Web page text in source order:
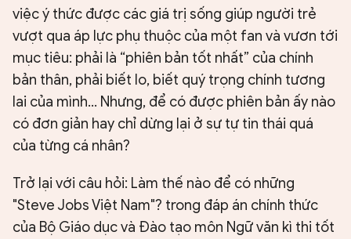
việc ý thức được các giá trị sống giúp người trẻ
vượt qua áp lực phụ thuộc của một fan và vươn tới
mục tiêu: phải là “phiên bản tốt nhất” của chính
bản thân, phải biết lo, biết quý trọng chính tương
lai của mình... Nhưng, để có được phiên bản ấy nào
có đơn giản hay chỉ dừng lại ở sự tự tin thái quá
của từng cá nhân?
Trở lại với câu hỏi: Làm thế nào để có những
"Steve Jobs Việt Nam"? trong đáp án chính thức
của Bộ Giáo dục và Đào tạo môn Ngữ văn kì thi tốt